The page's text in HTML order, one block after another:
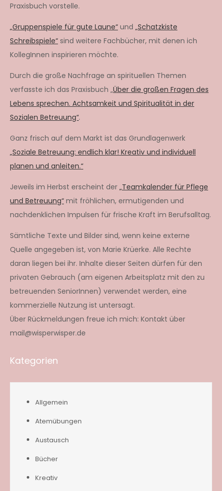
Praxisbuch vorstelle.
„Gruppenspiele für gute Laune“ und „Schatzkiste
Schreibspiele“ sind weitere Fachbücher, mit denen ich
KollegInnen inspirieren möchte.
Durch die große Nachfrage an spirituellen Themen
verfasste ich das Praxisbuch „Über die großen Fragen des
Lebens sprechen. Achtsamkeit und Spiritualität in der
Sozialen Betreuung“.
Ganz frisch auf dem Markt ist das Grundlagenwerk
„Soziale Betreuung: endlich klar! Kreativ und individuell
planen und anleiten.“
Jeweils im Herbst erscheint der „Teamkalender für Pflege
und Betreuung“ mit fröhlichen, ermutigenden und
nachdenklichen Impulsen für frische Kraft im Berufsalltag.
Sämtliche Texte und Bilder sind, wenn keine externe
Quelle angegeben ist, von Marie Krüerke. Alle Rechte
daran liegen bei ihr. Inhalte dieser Seiten dürfen für den
privaten Gebrauch (am eigenen Arbeitsplatz mit den zu
betreuenden SeniorInnen) verwendet werden, eine
kommerzielle Nutzung ist untersagt.
Über Rückmeldungen freue ich mich: Kontakt über
mail@wisperwisper.de
Kategorien
Allgemein
Atemübungen
Austausch
Bücher
Kreativ